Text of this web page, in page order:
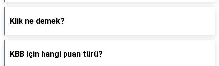
Klik ne demek?
KBB için hangi puan türü?